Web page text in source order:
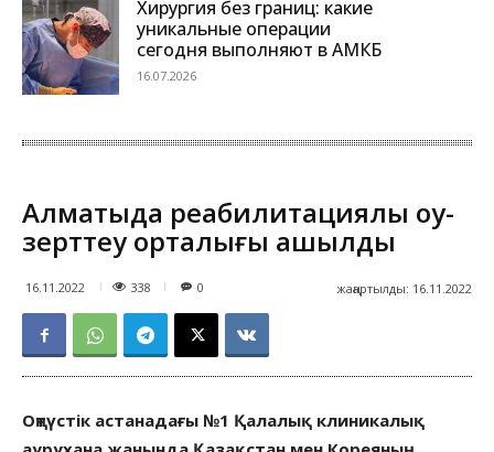
Хирургия без границ: какие
уникальные операции
сегодня выполняют в АМКБ
16.07.2026